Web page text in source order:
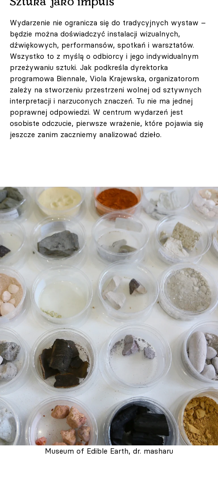
Wydarzenie nie ogranicza się do tradycyjnych wystaw –
będzie można doświadczyć instalacji wizualnych,
dźwiękowych, performansów, spotkań i warsztatów.
Wszystko to z myślą o odbiorcy i jego indywidualnym
przeżywaniu sztuki. Jak podkreśla dyrektorka
programowa Biennale, Viola Krajewska, organizatorom
zależy na stworzeniu przestrzeni wolnej od sztywnych
interpretacji i narzuconych znaczeń. Tu nie ma jednej
poprawnej odpowiedzi. W centrum wydarzeń jest
osobiste odczucie, pierwsze wrażenie, które pojawia się
jeszcze zanim zaczniemy analizować dzieło.
Museum of Edible Earth, dr. masharu